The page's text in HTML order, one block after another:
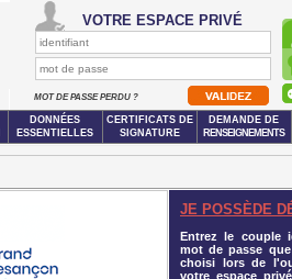
VOTRE ESPACE PRIVÉ
MOT DE PASSE PERDU ?
DONNÉES
ESSENTIELLES
CERTIFICATS DE
SIGNATURE
DEMANDE DE
RENSEIGNEMENTS
JE POSSÈDE
Entrez le couple
mot de passe
choisi lors de
votre espace